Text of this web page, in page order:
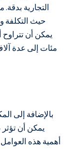
التجارية
حيث التكلفة
يمكن أن
مئات إلى عدة
بالإضافة إلى
يمكن أن تؤثر
أهمية هذه العوامل